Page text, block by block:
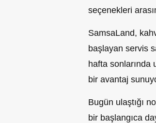
seçenekleri
SamsaLand,
başlayan servis
hafta sonlarında
bir avantaj
Bugün ulaştığı
bir başlangıca